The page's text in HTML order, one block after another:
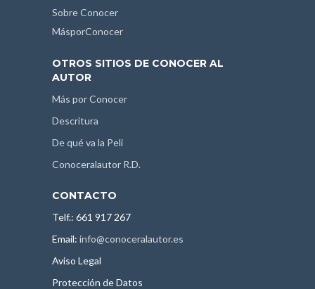
Sobre Conocer
MásporConocer
OTROS SITIOS DE CONOCER AL
AUTOR
Más por Conocer
Descritura
De qué va la Peli
Conoceralautor R.D.
CONTACTO
Telf.: 661 917 267
Email: info@conoceralautor.es
Aviso Legal
Protección de Datos